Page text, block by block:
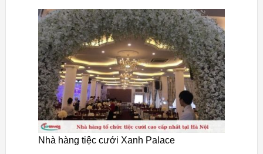
Nhà hàng tiệc cưới Xanh Palace